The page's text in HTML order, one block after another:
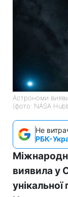
Астрономи
(фото: NASA
Не
РБК-
виявила у